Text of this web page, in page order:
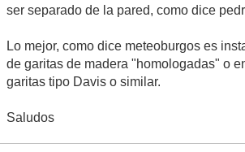
ser separado de la pared, como dice
Lo mejor, como dice meteoburgos es
de garitas de madera "homologadas" o
garitas tipo Davis o similar.
Saludos